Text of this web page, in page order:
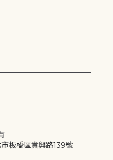
板橋區貴興路139號